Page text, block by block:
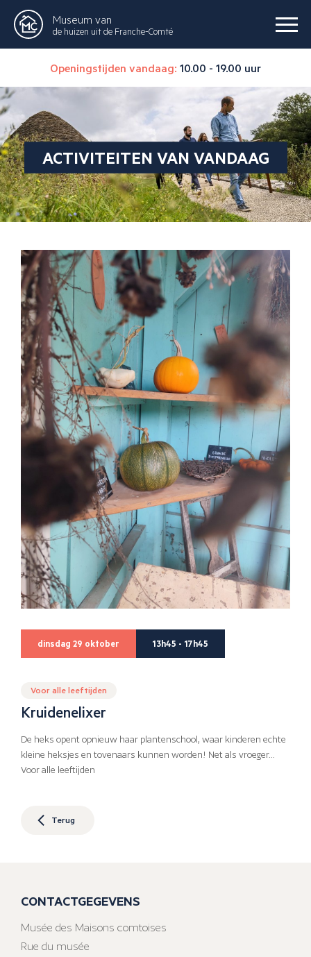
Museum van
de huizen uit de Franche-Comté
Openingstijden vandaag: 10.00 - 19.00 uur
ACTIVITEITEN VAN VANDAAG
dinsdag 29 oktober 13h45 - 17h45
Voor alle leeftijden
Kruidenelixer
De heks opent opnieuw haar plantenschool, waar kinderen echte
kleine heksjes en tovenaars kunnen worden! Net als vroeger…
Voor alle leeftijden
Terug
CONTACTGEGEVENS
Musée des Maisons comtoises
Rue du musée